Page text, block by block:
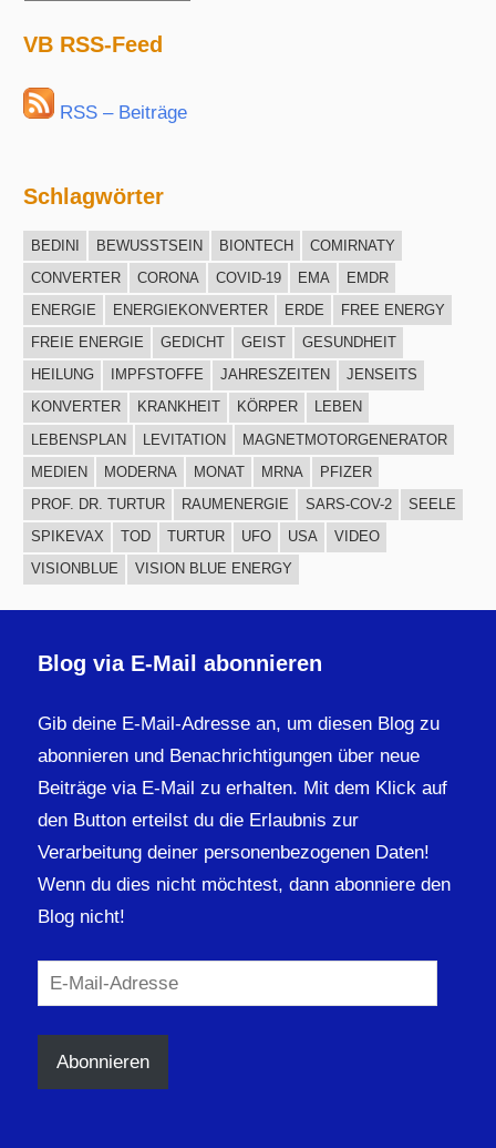
VB RSS-Feed
RSS – Beiträge
Schlagwörter
BEDINI BEWUSSTSEIN BIONTECH
COMIRNATY
CONVERTER
CORONA COVID-19 EMA
EMDR
ENERGIE
ENERGIEKONVERTER ERDE
FREE ENERGY
FREIE ENERGIE
GEDICHT GEIST
GESUNDHEIT
HEILUNG
IMPFSTOFFE JAHRESZEITEN
JENSEITS
KONVERTER
KRANKHEIT KÖRPER
LEBEN
LEBENSPLAN
LEVITATION
MAGNETMOTORGENERATOR
MEDIEN
MODERNA MONAT MRNA
PFIZER
PROF. DR. TURTUR
RAUMENERGIE SARS-COV-2
SEELE
SPIKEVAX
TOD TURTUR UFO USA
VIDEO
VISIONBLUE
VISION BLUE ENERGY
Blog via E-Mail abonnieren
Gib deine E-Mail-Adresse an, um diesen Blog zu
abonnieren und Benachrichtigungen über neue
Beiträge via E-Mail zu erhalten. Mit dem Klick auf
den Button erteilst du die Erlaubnis zur
Verarbeitung deiner personenbezogenen Daten!
Wenn du dies nicht möchtest, dann abonniere den
Blog nicht!
E-
Mail-
Adresse
Abonnieren